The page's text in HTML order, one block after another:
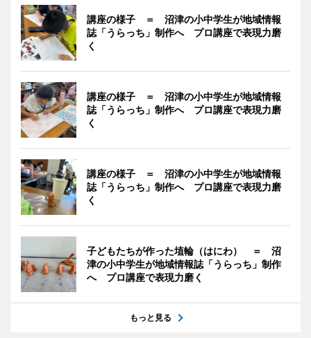
講座の様子 ＝ 沼津の小中学生が地域情報
誌「うらっち」制作へ プロ講座で表現力磨
く
講座の様子 ＝ 沼津の小中学生が地域情報
誌「うらっち」制作へ プロ講座で表現力磨
く
講座の様子 ＝ 沼津の小中学生が地域情報
誌「うらっち」制作へ プロ講座で表現力磨
く
子どもたちが作った埴輪（はにわ） ＝ 沼
津の小中学生が地域情報誌「うらっち」制作
へ プロ講座で表現力磨く
もっと見る